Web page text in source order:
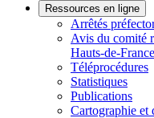
Ressources en ligne
Arrêtés
Avis du comité
Hauts-de-
Téléprocédures
Statistiques
Publications
Cartographie et